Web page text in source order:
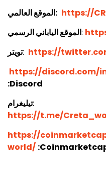
الموقع العالمي: https://
الموقع الياباني الرسمي:
تويتر: https://
https://discord.com/
:Discord
تيليغرام:
https://t.me/
https://
world/